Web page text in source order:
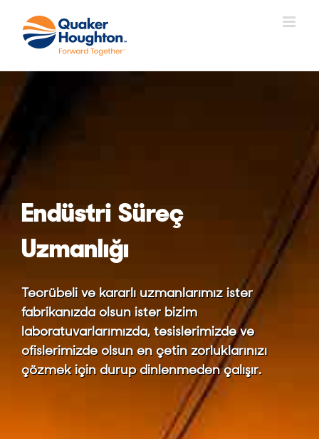
content
Endüstri Süreç
Uzmanlığı
Tecrübeli ve kararlı uzmanlarımız ister
fabrikanızda olsun ister bizim
laboratuvarlarımızda, tesislerimizde ve
ofislerimizde olsun en çetin zorluklarınızı
çözmek için durup dinlenmeden çalışır.